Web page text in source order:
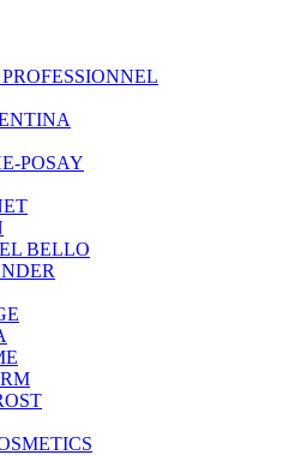
POSAY
BELLO